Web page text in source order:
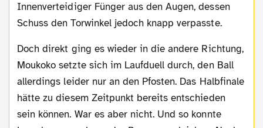
Innenverteidiger Fünger aus den Augen, dessen
Schuss den Torwinkel jedoch knapp verpasste.
Doch direkt ging es wieder in die andere Richtung,
Moukoko setzte sich im Laufduell durch, den Ball
allerdings leider nur an den Pfosten. Das Halbfinale
hätte zu diesem Zeitpunkt bereits entschieden
sein können. War es aber nicht. Und so konnte